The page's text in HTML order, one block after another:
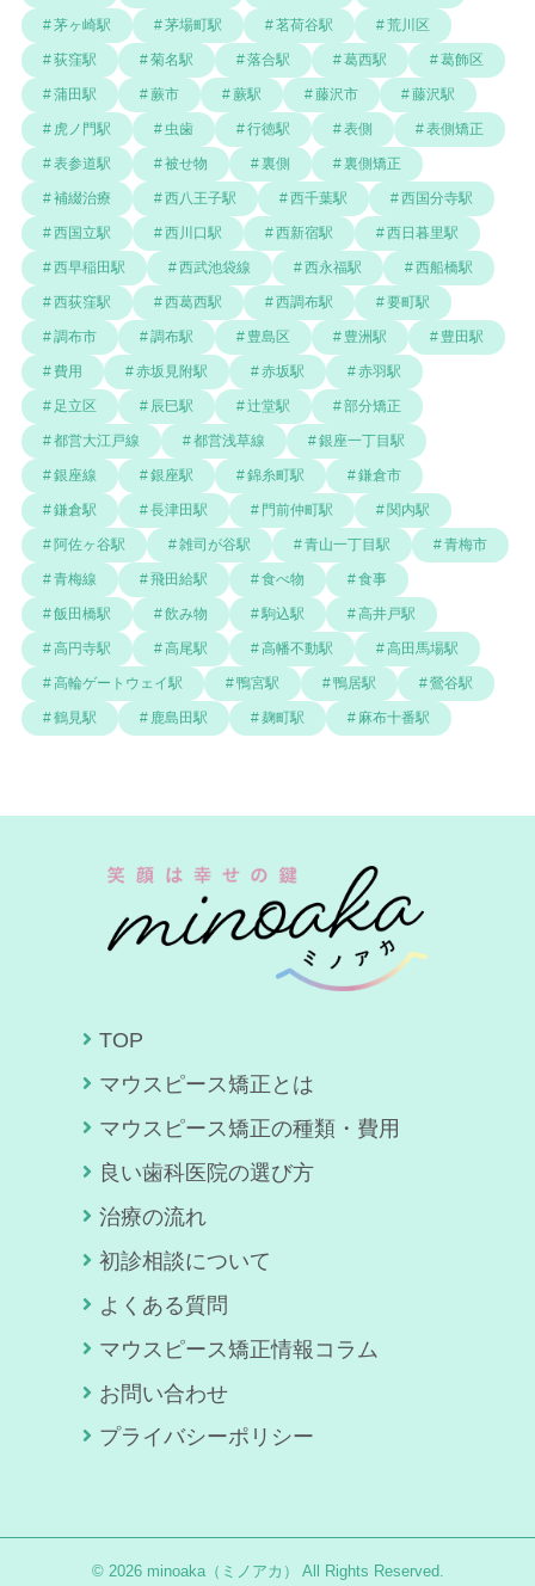
茅ヶ崎駅 茅場町駅 茗荷谷駅 荒川区
荻窪駅 菊名駅 落合駅 葛西駅 葛飾区
蒲田駅 蕨市 蕨駅 藤沢市 藤沢駅
虎ノ門駅 虫歯 行徳駅 表側 表側矯正
表参道駅 被せ物 裏側 裏側矯正
補綴治療 西八王子駅 西千葉駅 西国分寺駅
西国立駅 西川口駅 西新宿駅 西日暮里駅
西早稲田駅 西武池袋線 西永福駅 西船橋駅
西荻窪駅 西葛西駅 西調布駅 要町駅
調布市 調布駅 豊島区 豊洲駅 豊田駅
費用 赤坂見附駅 赤坂駅 赤羽駅
足立区 辰巳駅 辻堂駅 部分矯正
都営大江戸線 都営浅草線 銀座一丁目駅
銀座線 銀座駅 錦糸町駅 鎌倉市
鎌倉駅 長津田駅 門前仲町駅 関内駅
阿佐ヶ谷駅 雑司が谷駅 青山一丁目駅 青梅市
青梅線 飛田給駅 食べ物 食事
飯田橋駅 飲み物 駒込駅 高井戸駅
高円寺駅 高尾駅 高幡不動駅 高田馬場駅
高輪ゲートウェイ駅 鴨宮駅 鴨居駅 鶯谷駅
鶴見駅 鹿島田駅 麹町駅 麻布十番駅
TOP
マウスピース矯正とは
マウスピース矯正の種類・費用
良い歯科医院の選び方
治療の流れ
初診相談について
よくある質問
マウスピース矯正情報コラム
お問い合わせ
プライバシーポリシー
© 2026 minoaka（ミノアカ） All Rights Reserved.